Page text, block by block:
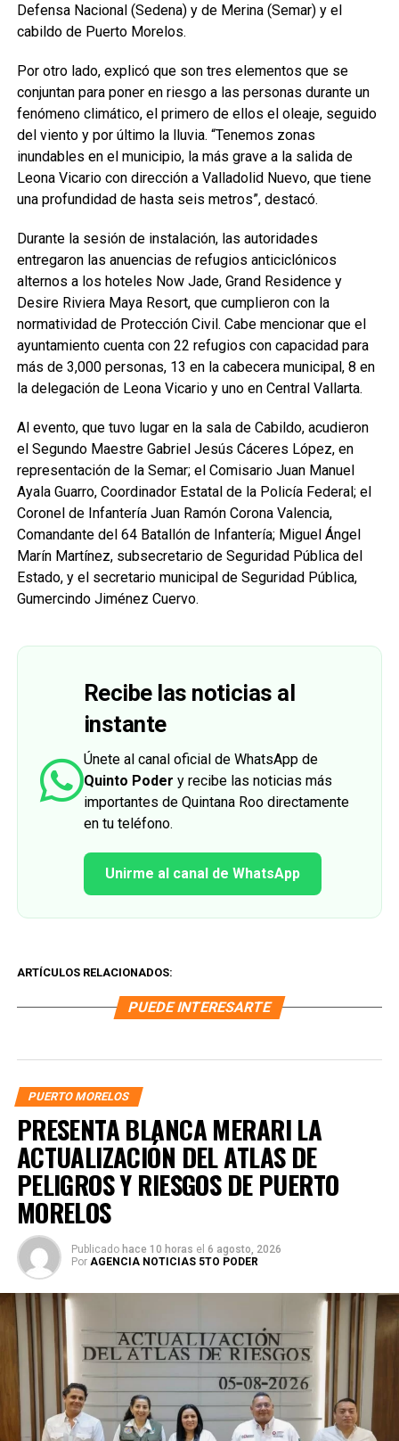
Defensa Nacional (Sedena) y de Merina (Semar) y el
cabildo de Puerto Morelos.
Por otro lado, explicó que son tres elementos que se
conjuntan para poner en riesgo a las personas durante un
fenómeno climático, el primero de ellos el oleaje, seguido
del viento y por último la lluvia. “Tenemos zonas
inundables en el municipio, la más grave a la salida de
Leona Vicario con dirección a Valladolid Nuevo, que tiene
una profundidad de hasta seis metros”, destacó.
Durante la sesión de instalación, las autoridades
entregaron las anuencias de refugios anticiclónicos
alternos a los hoteles Now Jade, Grand Residence y
Desire Riviera Maya Resort, que cumplieron con la
normatividad de Protección Civil. Cabe mencionar que el
ayuntamiento cuenta con 22 refugios con capacidad para
más de 3,000 personas, 13 en la cabecera municipal, 8 en
la delegación de Leona Vicario y uno en Central Vallarta.
Al evento, que tuvo lugar en la sala de Cabildo, acudieron
el Segundo Maestre Gabriel Jesús Cáceres López, en
representación de la Semar; el Comisario Juan Manuel
Ayala Guarro, Coordinador Estatal de la Policía Federal; el
Coronel de Infantería Juan Ramón Corona Valencia,
Comandante del 64 Batallón de Infantería; Miguel Ángel
Marín Martínez, subsecretario de Seguridad Pública del
Estado, y el secretario municipal de Seguridad Pública,
Gumercindo Jiménez Cuervo.
Recibe las noticias al
instante
Únete al canal oficial de WhatsApp de
Quinto Poder y recibe las noticias más
importantes de Quintana Roo directamente
en tu teléfono.
Unirme al canal de WhatsApp
ARTÍCULOS RELACIONADOS:
PUEDE INTERESARTE
PUERTO MORELOS
PRESENTA BLANCA MERARI LA
ACTUALIZACIÓN DEL ATLAS DE
PELIGROS Y RIESGOS DE PUERTO
MORELOS
Publicado hace 10 horas el 6 agosto, 2026
Por AGENCIA NOTICIAS 5TO PODER